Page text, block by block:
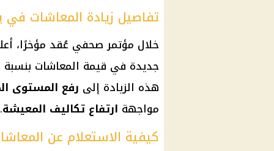
تفاصيل زيادة المعاشات في
خلال مؤتمر صحفي عُقد مؤخرًا،
جديدة في قيمة المعاشات بنسبة
هذه الزيادة إلى رفع المستوى
مواجهة ارتفاع تكاليف المعيشة.
كيفية الاستعلام عن